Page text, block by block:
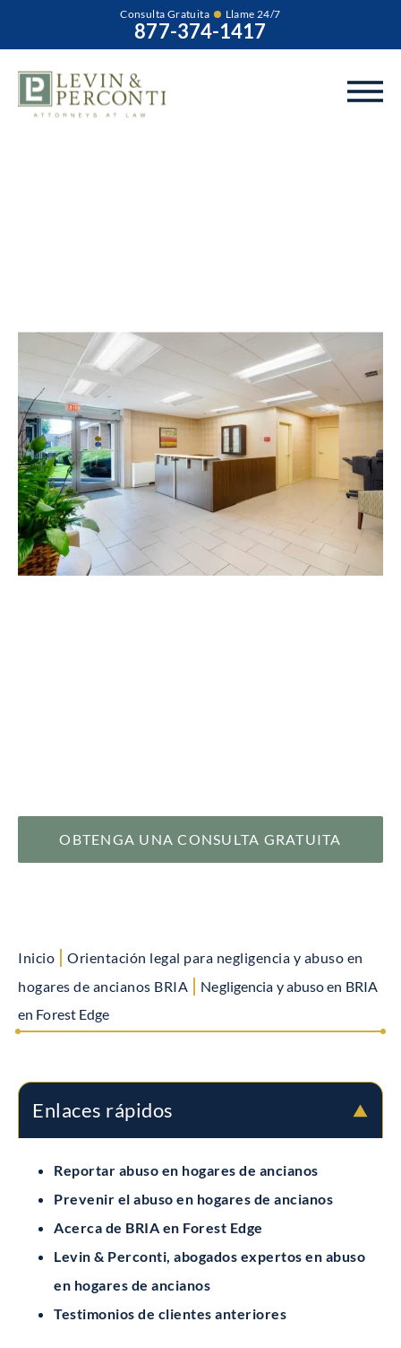
Consulta Gratuita Llame 24/7
877-374-1417
OBTENGA UNA CONSULTA GRATUITA
Inicio | Orientación legal para negligencia y abuso en
hogares de ancianos BRIA | Negligencia y abuso en BRIA
en Forest Edge
Enlaces rápidos
Reportar abuso en hogares de ancianos
Prevenir el abuso en hogares de ancianos
Acerca de BRIA en Forest Edge
Levin & Perconti, abogados expertos en abuso
en hogares de ancianos
Testimonios de clientes anteriores